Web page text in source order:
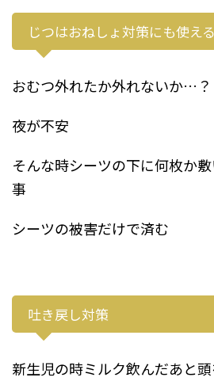
じつはおねしょ対策にも使える
おむつ外れたか外れないか…？
夜が不安
そんな時シーツの下に何枚か
事
シーツの被害だけで済む
吐き戻し対策
新生児の時ミルク飲んだあと